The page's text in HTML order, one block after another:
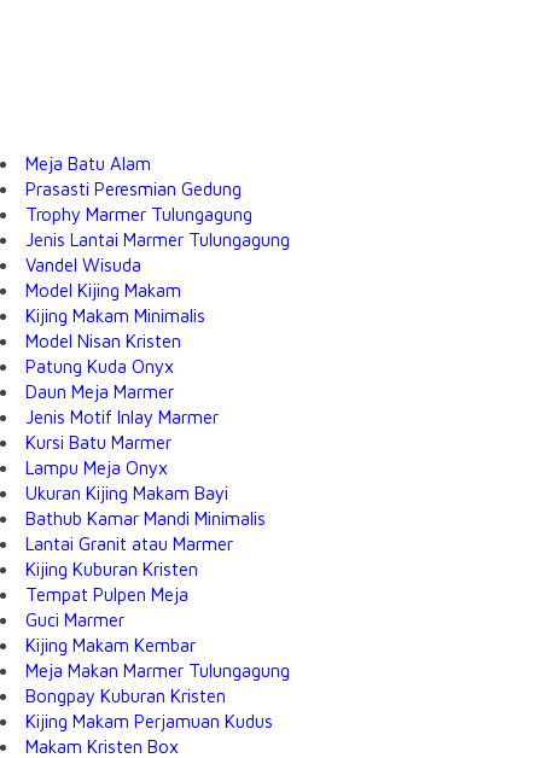
Meja Batu Alam
Prasasti Peresmian Gedung
Trophy Marmer Tulungagung
Jenis Lantai Marmer Tulungagung
Vandel Wisuda
Model Kijing Makam
Kijing Makam Minimalis
Model Nisan Kristen
Patung Kuda Onyx
Daun Meja Marmer
Jenis Motif Inlay Marmer
Kursi Batu Marmer
Lampu Meja Onyx
Ukuran Kijing Makam Bayi
Bathub Kamar Mandi Minimalis
Lantai Granit atau Marmer
Kijing Kuburan Kristen
Tempat Pulpen Meja
Guci Marmer
Kijing Makam Kembar
Meja Makan Marmer Tulungagung
Bongpay Kuburan Kristen
Kijing Makam Perjamuan Kudus
Makam Kristen Box